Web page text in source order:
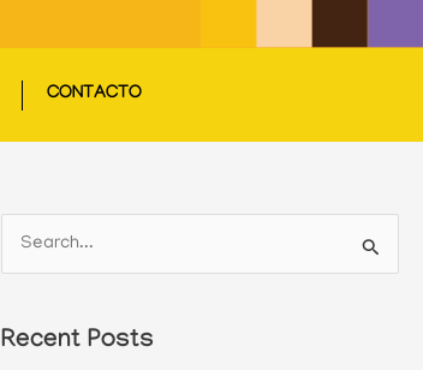
CONTACTO
Recent Posts